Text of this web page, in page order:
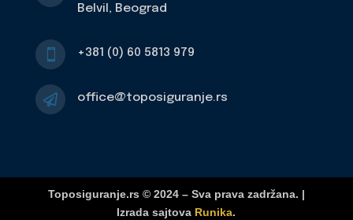
Belvil, Beograd
 +381 (0) 60 5813 979
 office@toposiguranje.rs
Toposiguranje.rs © 2024 – Sva prava zadržana. |
Izrada sajtova Runika.